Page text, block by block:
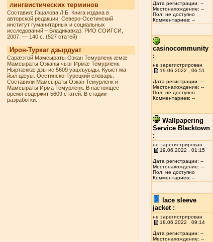
лингвистических терминов
Составил: Гацалова Л.Б. Книга издана в
авторской редакции. Северо-Осетинский
институт гуманитарных и социальных
исследований – Владикавказ: РИО СОИГСИ,
2007. — 140 с. (527 статей)
Ирон-Туркаг дзырдуат
Сарæзтой Мамсыраты Озкан Темурленк æмæ
Мамсыраты Озканы чызг Ирмæ Темурленк.
Ныртæккæ дзы ис 5609 уацхъуыды. Куыст ма
йыл цæуы. Осетинско-Турецкий словарь.
Составили Мамсыраты Озкан Темурленк и
Мамсыраты Ирма Темурленк. В настоящее
время содержит 5609 статей. В стадии
разработки.
Дата регистрации: --
Местонахождение: --
Пол: не доступно
Комментариев: --
casinocommunity
:
не зарегистрирован
19.06.2022 , 06:51
Дата регистрации: --
Местонахождение: --
Пол: не доступно
Комментариев: --
Wallpapering
Service Blacktown
:
не зарегистрирован
19.06.2022 , 01:15
Дата регистрации: --
Местонахождение: --
Пол: не доступно
Комментариев: --
lace sleeve
jacket :
не зарегистрирован
18.06.2022 , 09:14
Дата регистрации: --
Местонахождение: --